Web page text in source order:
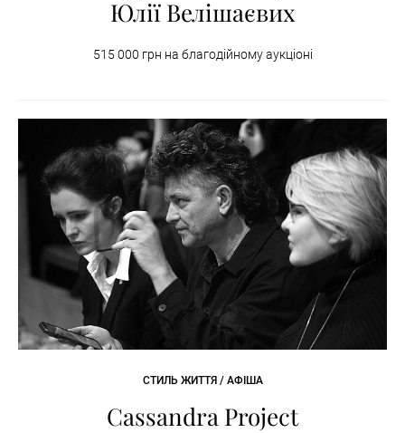
Юлії Велішаєвих
515 000 грн на благодійному аукціоні
СТИЛЬ ЖИТТЯ / АФІША
Cassandra Project